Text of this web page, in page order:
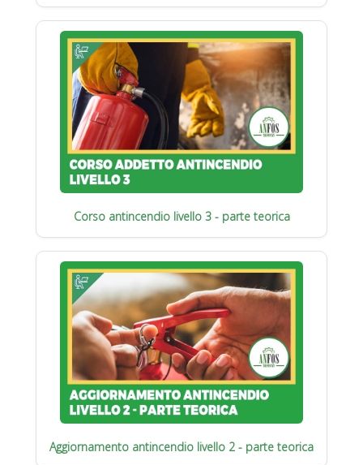
Corso antincendio livello 3 - parte teorica
Aggiornamento antincendio livello 2 - parte teorica